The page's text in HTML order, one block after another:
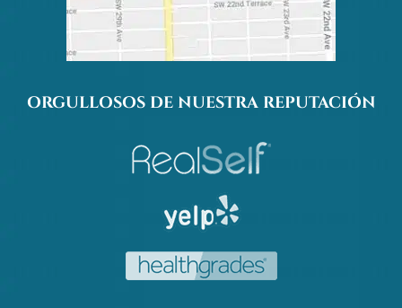
ORGULLOSOS DE NUESTRA REPUTACIÓN